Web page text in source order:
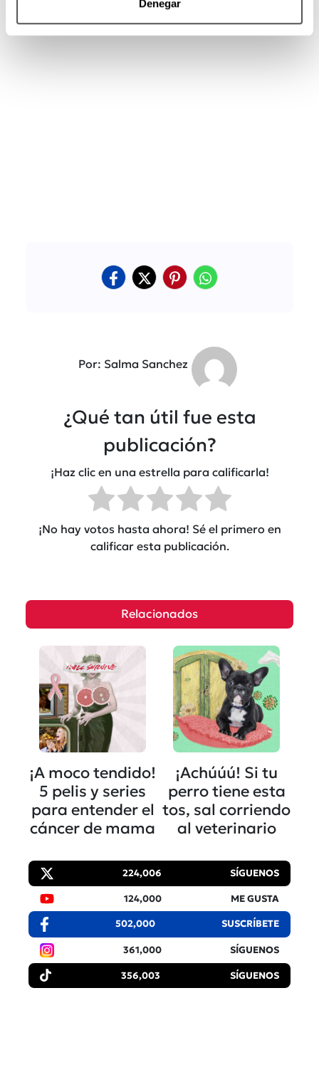
Denegar
Por: Salma Sanchez
¿Qué tan útil fue esta
publicación?
¡Haz clic en una estrella para calificarla!
¡No hay votos hasta ahora! Sé el primero en
calificar esta publicación.
Relacionados
¡A moco tendido!
5 pelis y series
para entender el
cáncer de mama
¡Achúúú! Si tu
perro tiene esta
tos, sal corriendo
al veterinario
224,006 SÍGUENOS
124,000 ME GUSTA
502,000 SUSCRÍBETE
361,000 SÍGUENOS
356,003 SÍGUENOS